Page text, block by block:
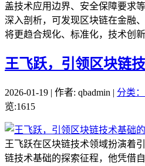
盖技术应用边界、安全保障要求
深入剖析，可发现区块链在金融
将更趋合规化、标准化，技术创
王飞跃，引领区块链
2026-01-19 | 作者: qbadmin | 分类
览:1615
王飞跃在区块链技术领域扮演着
链技术基础的探索征程，他凭借